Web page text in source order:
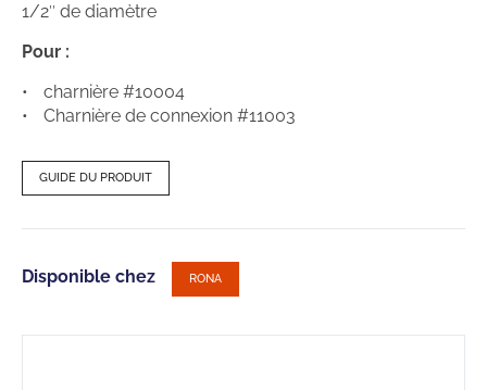
1/2″ de diamètre
Pour :
charnière #10004
Charnière de connexion #11003
GUIDE DU PRODUIT
Disponible chez RONA